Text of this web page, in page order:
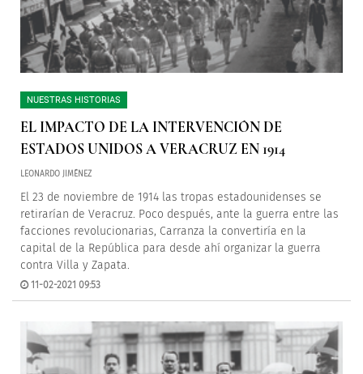
NUESTRAS HISTORIAS
EL IMPACTO DE LA INTERVENCIÓN DE
ESTADOS UNIDOS A VERACRUZ EN 1914
LEONARDO JIMÉNEZ
El 23 de noviembre de 1914 las tropas estadounidenses se
retirarían de Veracruz. Poco después, ante la guerra entre las
facciones revolucionarias, Carranza la convertiría en la
capital de la República para desde ahí organizar la guerra
contra Villa y Zapata.
11-02-2021 09:53